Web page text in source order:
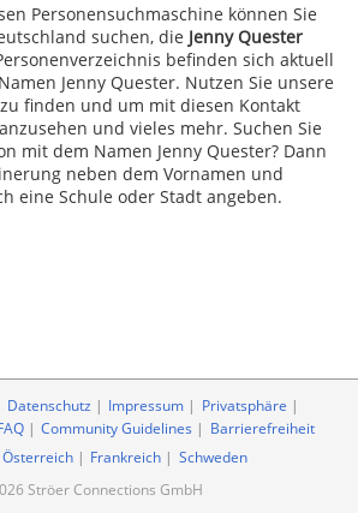
Personensuchmaschine können Sie
suchen, die Jenny Quester
befinden sich aktuell
Jenny Quester. Nutzen Sie unsere
finden und um mit diesen Kontakt
und vieles mehr. Suchen Sie
mit dem Namen Jenny Quester? Dann
neben dem Vornamen und
eine Schule oder Stadt angeben.
Datenschutz Impressum
Privatsphäre
Community Guidelines
Barrierefreiheit
Österreich Frankreich
Schweden
Ströer Connections GmbH